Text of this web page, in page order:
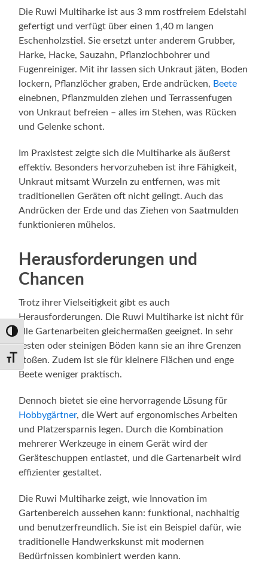
Umschalten auf hohe Kontraste
Schrift vergrößern
Die Ruwi Multiharke ist aus 3 mm rostfreiem Edelstahl
gefertigt und verfügt über einen 1,40 m langen
Eschenholzstiel. Sie ersetzt unter anderem Grubber,
Harke, Hacke, Sauzahn, Pflanzlochbohrer und
Fugenreiniger. Mit ihr lassen sich Unkraut jäten, Boden
lockern, Pflanzlöcher graben, Erde andrücken, Beete
einebnen, Pflanzmulden ziehen und Terrassenfugen
von Unkraut befreien – alles im Stehen, was Rücken
und Gelenke schont.
Im Praxistest zeigte sich die Multiharke als äußerst
effektiv. Besonders hervorzuheben ist ihre Fähigkeit,
Unkraut mitsamt Wurzeln zu entfernen, was mit
traditionellen Geräten oft nicht gelingt. Auch das
Andrücken der Erde und das Ziehen von Saatmulden
funktionieren mühelos.
Herausforderungen und
Chancen
Trotz ihrer Vielseitigkeit gibt es auch
Herausforderungen. Die Ruwi Multiharke ist nicht für
alle Gartenarbeiten gleichermaßen geeignet. In sehr
festen oder steinigen Böden kann sie an ihre Grenzen
stoßen. Zudem ist sie für kleinere Flächen und enge
Beete weniger praktisch.
Dennoch bietet sie eine hervorragende Lösung für
Hobbygärtner, die Wert auf ergonomisches Arbeiten
und Platzersparnis legen. Durch die Kombination
mehrerer Werkzeuge in einem Gerät wird der
Geräteschuppen entlastet, und die Gartenarbeit wird
effizienter gestaltet.
Die Ruwi Multiharke zeigt, wie Innovation im
Gartenbereich aussehen kann: funktional, nachhaltig
und benutzerfreundlich. Sie ist ein Beispiel dafür, wie
traditionelle Handwerkskunst mit modernen
Bedürfnissen kombiniert werden kann.